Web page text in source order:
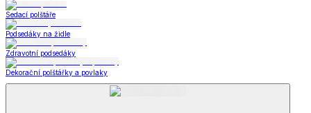
Sedací polštáře
Podsedáky na židle
Zdravotní podsedáky
Dekorační polštářky a povlaky